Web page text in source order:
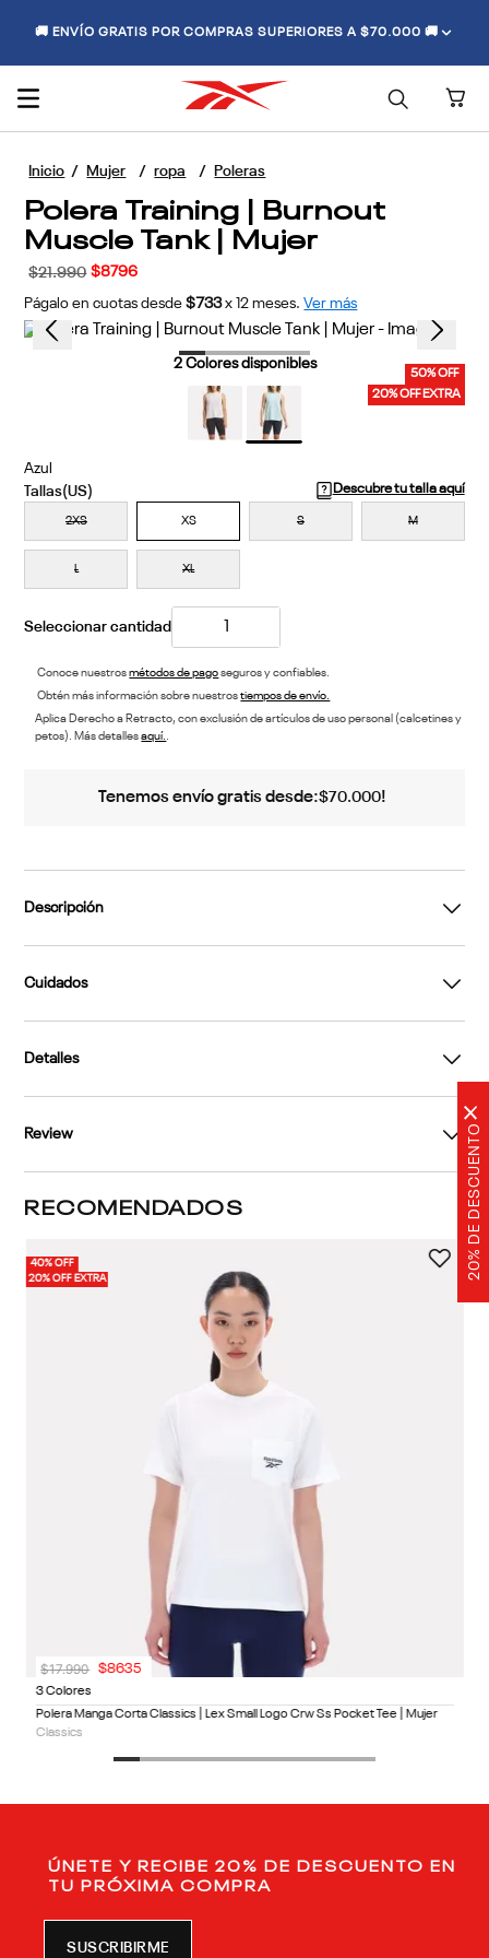
20% DE DESCUENTO
×
🚚 ENVÍO GRATIS POR COMPRAS SUPERIORES A $70.000 🚚
Mujer ropa Poleras
Polera Training | Burnout
Muscle Tank | Mujer
$21.990 $8796
Págalo en cuotas desde $733 x 12 meses. Ver más
50% OFF
20% OFF EXTRA
2Colores disponibles
Azul
Descubre tu talla aquí
2XS XS S M
L XL
Conoce nuestrosmétodos de pagoseguros y confiables.
Obtén más información sobre nuestrostiempos de envío.
Aplica Derecho a Retracto, con exclusión de artículos de uso personal (calcetines y
petos). Más detallesaquí..
Tenemos envío gratis desde:$70.000!
Descripción
Cuidados
Detalles
Review
RECOMENDADOS
40% OFF
20% OFF EXTRA
3 Colores
Polera Manga Corta Classics | Lex Small Logo Crw Ss Pocket Tee | Mujer
Classics
$17.990 $8635
ÚNETE Y RECIBE 20% DE DESCUENTO EN
TU PRÓXIMA COMPRA
SUSCRIBIRME